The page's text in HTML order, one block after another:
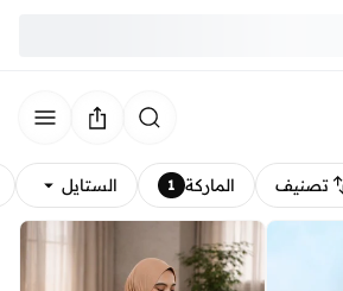
تصنيف الماركة 1 الستايل